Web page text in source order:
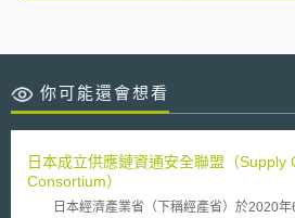
你可能還會想看
日本成立供應鏈資通安全聯盟（Supply
Consortium）
日本經濟產業省（下稱經產省）於2020年